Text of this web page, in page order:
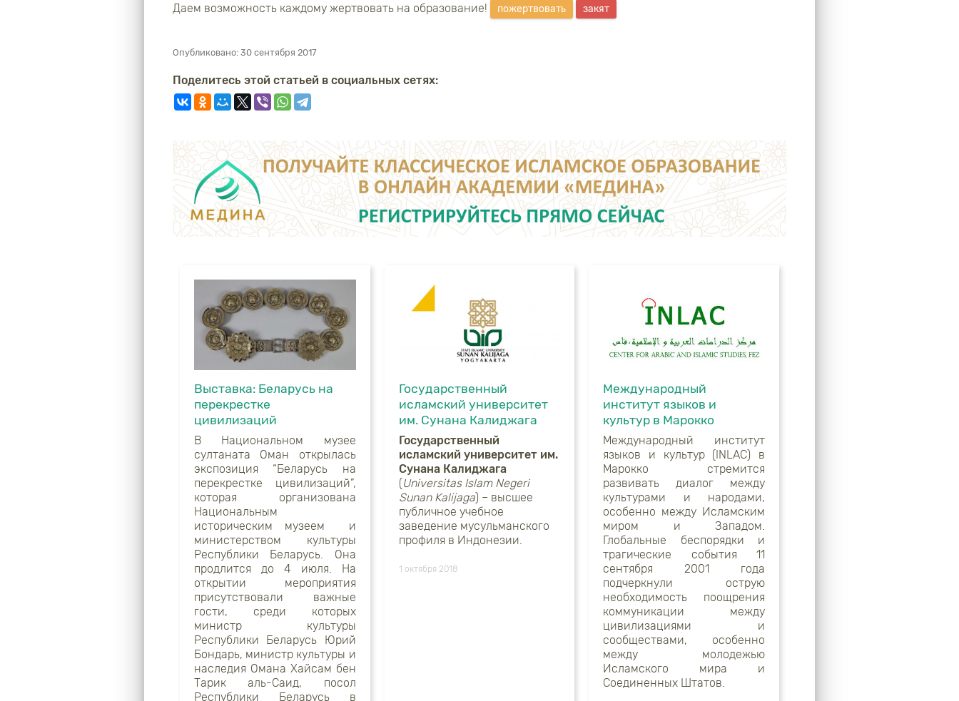
Даем возможность каждому жертвовать на образование! пожертвовать закят
Опубликовано: 30 сентября 2017
Поделитесь этой статьей в социальных сетях:
Выставка: Беларусь на
перекрестке
цивилизаций
В Национальном музее
султаната Оман открылась
экспозиция “Беларусь на
перекрестке цивилизаций”,
которая организована
Национальным
историческим музеем и
министерством культуры
Республики Беларусь. Она
продлится до 4 июля. На
открытии мероприятия
присутствовали важные
гости, среди которых
министр культуры
Республики Беларусь Юрий
Бондарь, министр культуры и
наследия Омана Хайсам бен
Тарик аль-Саид, посол
Республики Беларусь в
Государственный
исламский университет
им. Сунана Калиджага
Государственный
исламский университет им.
Сунана Калиджага
(Universitas Islam Negeri
Sunan Kalijaga) – высшее
публичное учебное
заведение мусульманского
профиля в Индонезии.
1 октября 2018
Международный
институт языков и
культур в Марокко
Международный институт
языков и культур (INLAC) в
Марокко стремится
развивать диалог между
культурами и народами,
особенно между Исламским
миром и Западом.
Глобальные беспорядки и
трагические события 11
сентября 2001 года
подчеркнули острую
необходимость поощрения
коммуникации между
цивилизациями и
сообществами, особенно
между молодежью
Исламского мира и
Соединенных Штатов.